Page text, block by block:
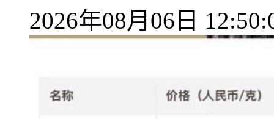
2026年08月06日